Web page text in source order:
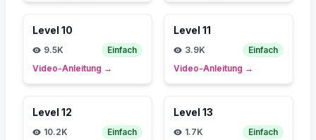
Level 10
9.5K
Einfach
Video-Anleitung →
Level 11
3.9K
Einfach
Video-Anleitung →
Level 12
10.2K
Einfach
Level 13
1.7K
Einfach